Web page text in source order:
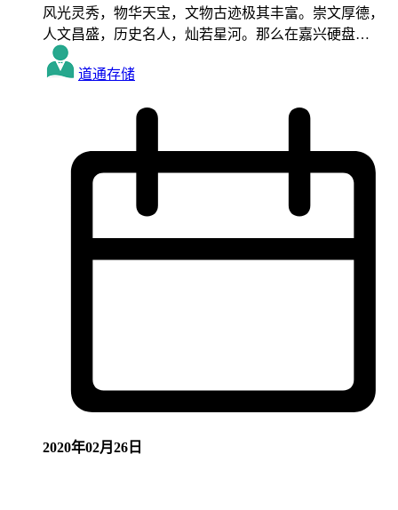
风光灵秀，物华天宝，文物古迹极其丰富。崇文厚德，
人文昌盛，历史名人，灿若星河。那么在嘉兴硬盘…
道通存储
2020年02月26日